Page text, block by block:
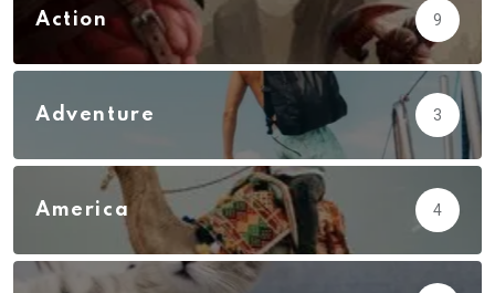
Action 9
Adventure 3
America 4